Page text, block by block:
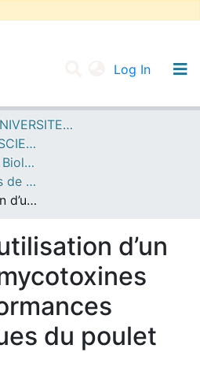
Log In
SIDI BEL ABBES
--> DSPACE UNIVERSITE DJILALLI LIABES DE SIDI BEL ABBES
H--> FACULTE DES SCIENCES DE LA NATURE ET DE LA VIE
--> Département de Biologie
- [FSNV-BIO] Théses de Master II
Impact de l’utilisation d’un capteur de mycotoxines sur les performances zootechniques du poulet de chair
d’un
du poulet